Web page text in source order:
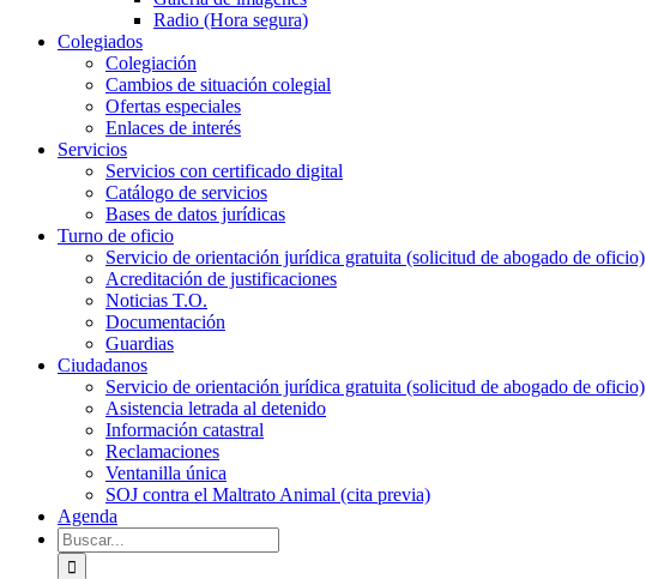
Radio (Hora segura)
Colegiados
Colegiación
Cambios de situación colegial
Ofertas especiales
Enlaces de interés
Servicios
Servicios con certificado digital
Catálogo de servicios
Bases de datos jurídicas
Turno de oficio
Servicio de orientación jurídica gratuita (solicitud de abogado de oficio)
Acreditación de justificaciones
Noticias T.O.
Documentación
Guardias
Ciudadanos
Servicio de orientación jurídica gratuita (solicitud de abogado de oficio)
Asistencia letrada al detenido
Información catastral
Reclamaciones
Ventanilla única
SOJ contra el Maltrato Animal (cita previa)
Agenda
Buscar: